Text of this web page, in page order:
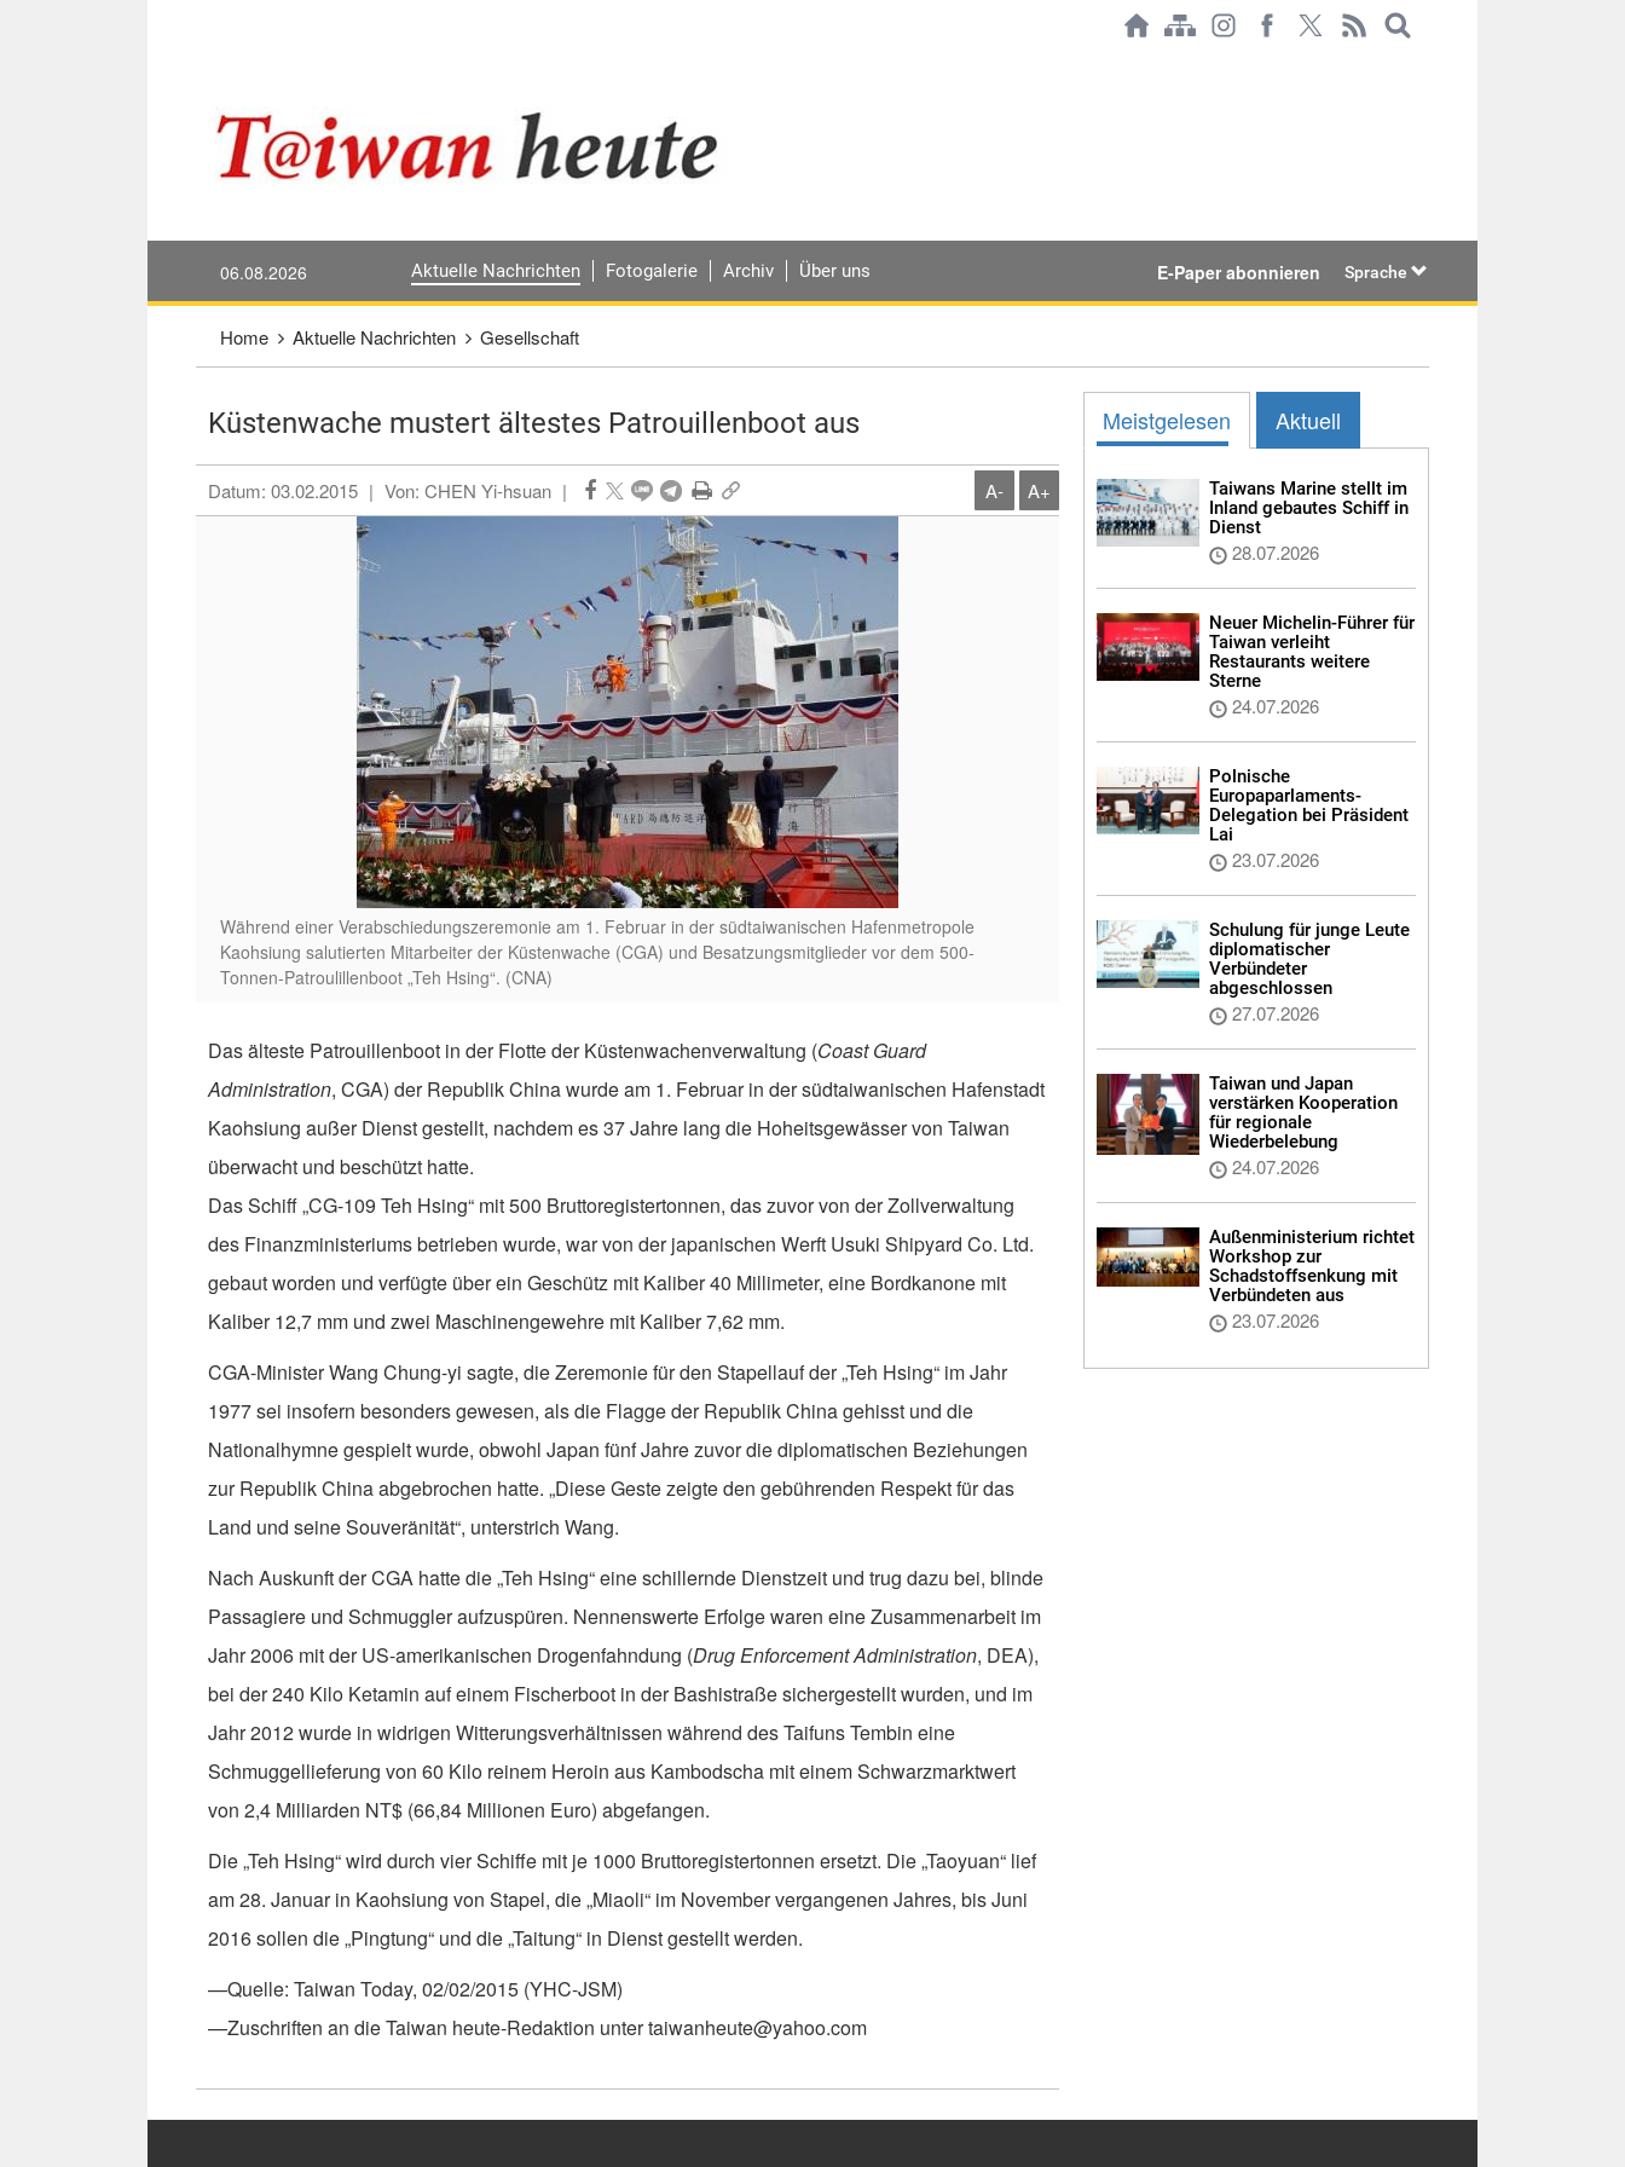
06.08.2026 Aktuelle Nachrichten Fotogalerie Archiv Über uns E-Paper abonnieren Sprache
Home Aktuelle Nachrichten Gesellschaft
Küstenwache mustert ältestes Patrouillenboot aus
Datum: 03.02.2015 | Von: CHEN Yi-hsuan | A- A+
Während einer Verabschiedungszeremonie am 1. Februar in der südtaiwanischen Hafenmetropole
Kaohsiung salutierten Mitarbeiter der Küstenwache (CGA) und Besatzungsmitglieder vor dem 500-
Tonnen-Patroulillenboot „Teh Hsing“. (CNA)
Das älteste Patrouillenboot in der Flotte der Küstenwachenverwaltung (Coast Guard
Administration, CGA) der Republik China wurde am 1. Februar in der südtaiwanischen Hafenstadt
Kaohsiung außer Dienst gestellt, nachdem es 37 Jahre lang die Hoheitsgewässer von Taiwan
überwacht und beschützt hatte.
Das Schiff „CG-109 Teh Hsing“ mit 500 Bruttoregistertonnen, das zuvor von der Zollverwaltung
des Finanzministeriums betrieben wurde, war von der japanischen Werft Usuki Shipyard Co. Ltd.
gebaut worden und verfügte über ein Geschütz mit Kaliber 40 Millimeter, eine Bordkanone mit
Kaliber 12,7 mm und zwei Maschinengewehre mit Kaliber 7,62 mm.
CGA-Minister Wang Chung-yi sagte, die Zeremonie für den Stapellauf der „Teh Hsing“ im Jahr
1977 sei insofern besonders gewesen, als die Flagge der Republik China gehisst und die
Nationalhymne gespielt wurde, obwohl Japan fünf Jahre zuvor die diplomatischen Beziehungen
zur Republik China abgebrochen hatte. „Diese Geste zeigte den gebührenden Respekt für das
Land und seine Souveränität“, unterstrich Wang.
Nach Auskunft der CGA hatte die „Teh Hsing“ eine schillernde Dienstzeit und trug dazu bei, blinde
Passagiere und Schmuggler aufzuspüren. Nennenswerte Erfolge waren eine Zusammenarbeit im
Jahr 2006 mit der US-amerikanischen Drogenfahndung (Drug Enforcement Administration, DEA),
bei der 240 Kilo Ketamin auf einem Fischerboot in der Bashistraße sichergestellt wurden, und im
Jahr 2012 wurde in widrigen Witterungsverhältnissen während des Taifuns Tembin eine
Schmuggellieferung von 60 Kilo reinem Heroin aus Kambodscha mit einem Schwarzmarktwert
von 2,4 Milliarden NT$ (66,84 Millionen Euro) abgefangen.
Die „Teh Hsing“ wird durch vier Schiffe mit je 1000 Bruttoregistertonnen ersetzt. Die „Taoyuan“ lief
am 28. Januar in Kaohsiung von Stapel, die „Miaoli“ im November vergangenen Jahres, bis Juni
2016 sollen die „Pingtung“ und die „Taitung“ in Dienst gestellt werden.
—Quelle: Taiwan Today, 02/02/2015 (YHC-JSM)
—Zuschriften an die Taiwan heute-Redaktion unter taiwanheute@yahoo.com
Meistgelesen Aktuell
Taiwans Marine stellt im
Inland gebautes Schiff in
Dienst
28.07.2026
Neuer Michelin-Führer für
Taiwan verleiht
Restaurants weitere
Sterne
24.07.2026
Polnische
Europaparlaments-
Delegation bei Präsident
Lai
23.07.2026
Schulung für junge Leute
diplomatischer
Verbündeter
abgeschlossen
27.07.2026
Taiwan und Japan
verstärken Kooperation
für regionale
Wiederbelebung
24.07.2026
Außenministerium richtet
Workshop zur
Schadstoffsenkung mit
Verbündeten aus
23.07.2026